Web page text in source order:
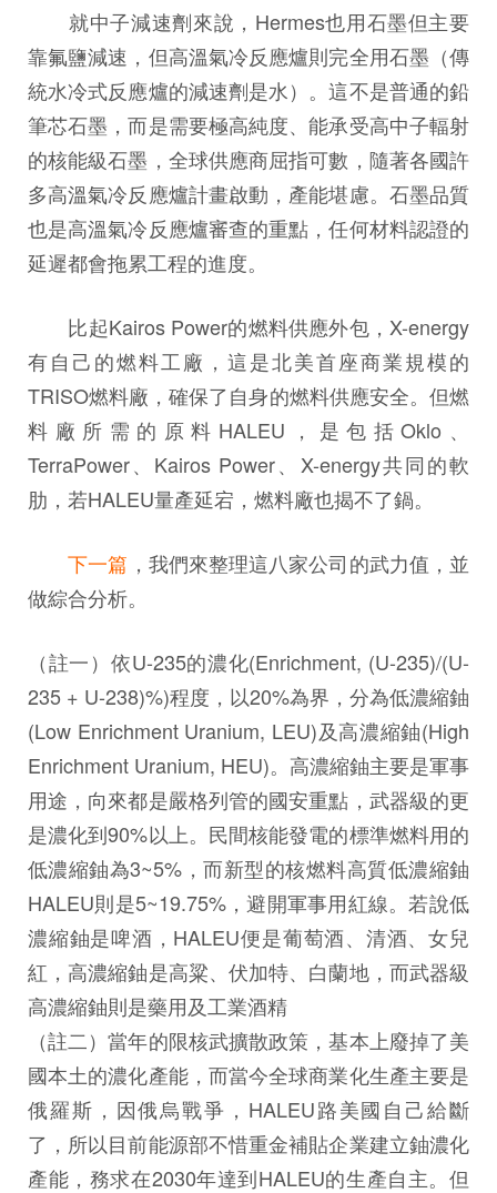
就中子減速劑來說，Hermes也用石墨但主要
靠氟鹽減速，但高溫氣冷反應爐則完全用石墨（傳
統水冷式反應爐的減速劑是水）。這不是普通的鉛
筆芯石墨，而是需要極高純度、能承受高中子輻射
的核能級石墨，全球供應商屈指可數，隨著各國許
多高溫氣冷反應爐計畫啟動，產能堪慮。石墨品質
也是高溫氣冷反應爐審查的重點，任何材料認證的
延遲都會拖累工程的進度。
比起Kairos Power的燃料供應外包，X-energy
有自己的燃料工廠，這是北美首座商業規模的
TRISO燃料廠，確保了自身的燃料供應安全。但燃
料廠所需的原料HALEU，是包括Oklo、
TerraPower、Kairos Power、X-energy共同的軟
肋，若HALEU量產延宕，燃料廠也揭不了鍋。
下一篇 ，我們來整理這八家公司的武力值，並
做綜合分析。
（註一）依U-235的濃化(Enrichment, (U-235)/(U-
235 + U-238)%)程度，以20%為界，分為低濃縮鈾
(Low Enrichment Uranium, LEU)及高濃縮鈾(High
Enrichment Uranium, HEU)。高濃縮鈾主要是軍事
用途，向來都是嚴格列管的國安重點，武器級的更
是濃化到90%以上。民間核能發電的標準燃料用的
低濃縮鈾為3~5%，而新型的核燃料高質低濃縮鈾
HALEU則是5~19.75%，避開軍事用紅線。若說低
濃縮鈾是啤酒，HALEU便是葡萄酒、清酒、女兒
紅，高濃縮鈾是高粱、伏加特、白蘭地，而武器級
高濃縮鈾則是藥用及工業酒精
（註二）當年的限核武擴散政策，基本上廢掉了美
國本土的濃化產能，而當今全球商業化生產主要是
俄羅斯，因俄烏戰爭，HALEU路美國自己給斷
了，所以目前能源部不惜重金補貼企業建立鈾濃化
產能，務求在2030年達到HALEU的生產自主。但